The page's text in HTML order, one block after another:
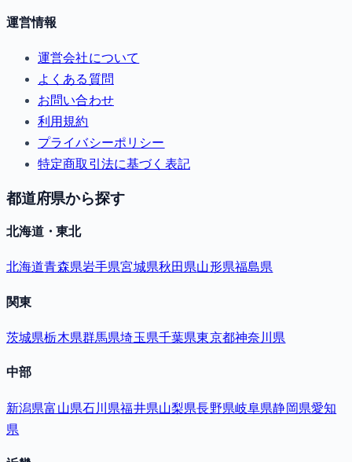
運営情報
運営会社について
よくある質問
お問い合わせ
利用規約
プライバシーポリシー
特定商取引法に基づく表記
都道府県から探す
北海道・東北
北海道青森県岩手県宮城県秋田県山形県福島県
関東
茨城県栃木県群馬県埼玉県千葉県東京都神奈川県
中部
新潟県富山県石川県福井県山梨県長野県岐阜県静岡県愛知
県